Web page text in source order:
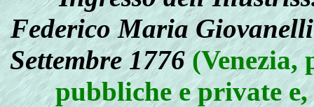
Federico Maria
Settembre 1776(Venezia,
pubbliche e private